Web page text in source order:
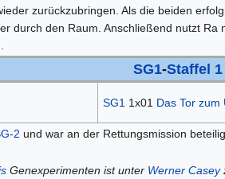
zurückzubringen. Als die beiden
durch den Raum. Anschließend nutzt Ra
SG1-Staffel 1
SG1 1x01 Das Tor zum
2 und war an der Rettungsmission
Genexperimenten ist unter Werner Casey